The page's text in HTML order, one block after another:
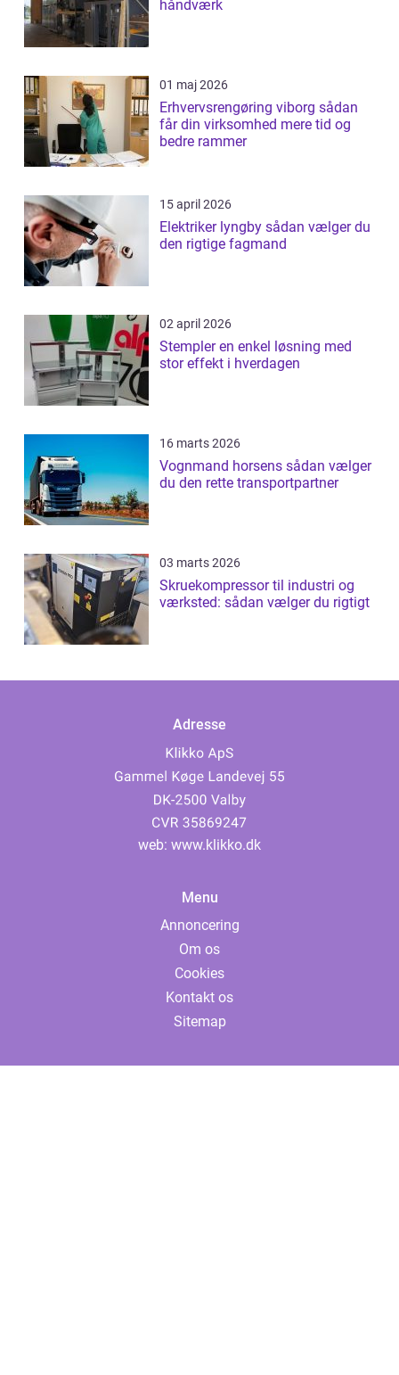
håndværk
01 maj 2026
Erhvervsrengøring viborg sådan
får din virksomhed mere tid og
bedre rammer
15 april 2026
Elektriker lyngby sådan vælger du
den rigtige fagmand
02 april 2026
Stempler en enkel løsning med
stor effekt i hverdagen
16 marts 2026
Vognmand horsens sådan vælger
du den rette transportpartner
03 marts 2026
Skruekompressor til industri og
værksted: sådan vælger du rigtigt
Adresse
web: www.klikko.dk
Menu
Annoncering
Om os
Cookies
Kontakt os
Sitemap